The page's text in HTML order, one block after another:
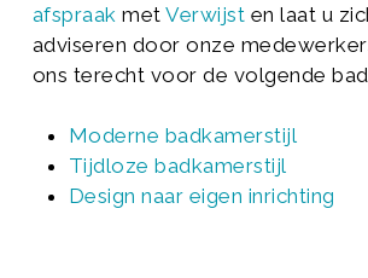
afspraakmetVerwijst en laat u
adviseren door onze
ons terecht voor de volgende
Moderne badkamerstijl
Tijdloze badkamerstijl
Design naar eigen inrichting